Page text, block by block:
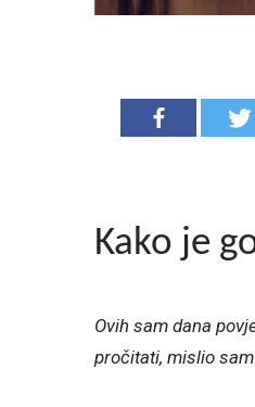
Kako je
Ovih sam dana
pročitati, mislio